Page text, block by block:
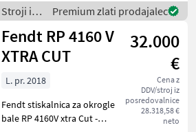
stiskalnica, avtomatsko
centralno mazanje, izmetal
Stroji in
oprema
za žetev
in
spravilo
/ Fendt
Premium zlati prodajalec
Fendt RP 4160 V
XTRA CUT
32.000
€
Cena z
DDV/stroj iz
posredovalnice
28.318,58 €
neto
L. pr. 2018
Fendt stiskalnica za okrogle
bale RP 4160V xtra Cut -